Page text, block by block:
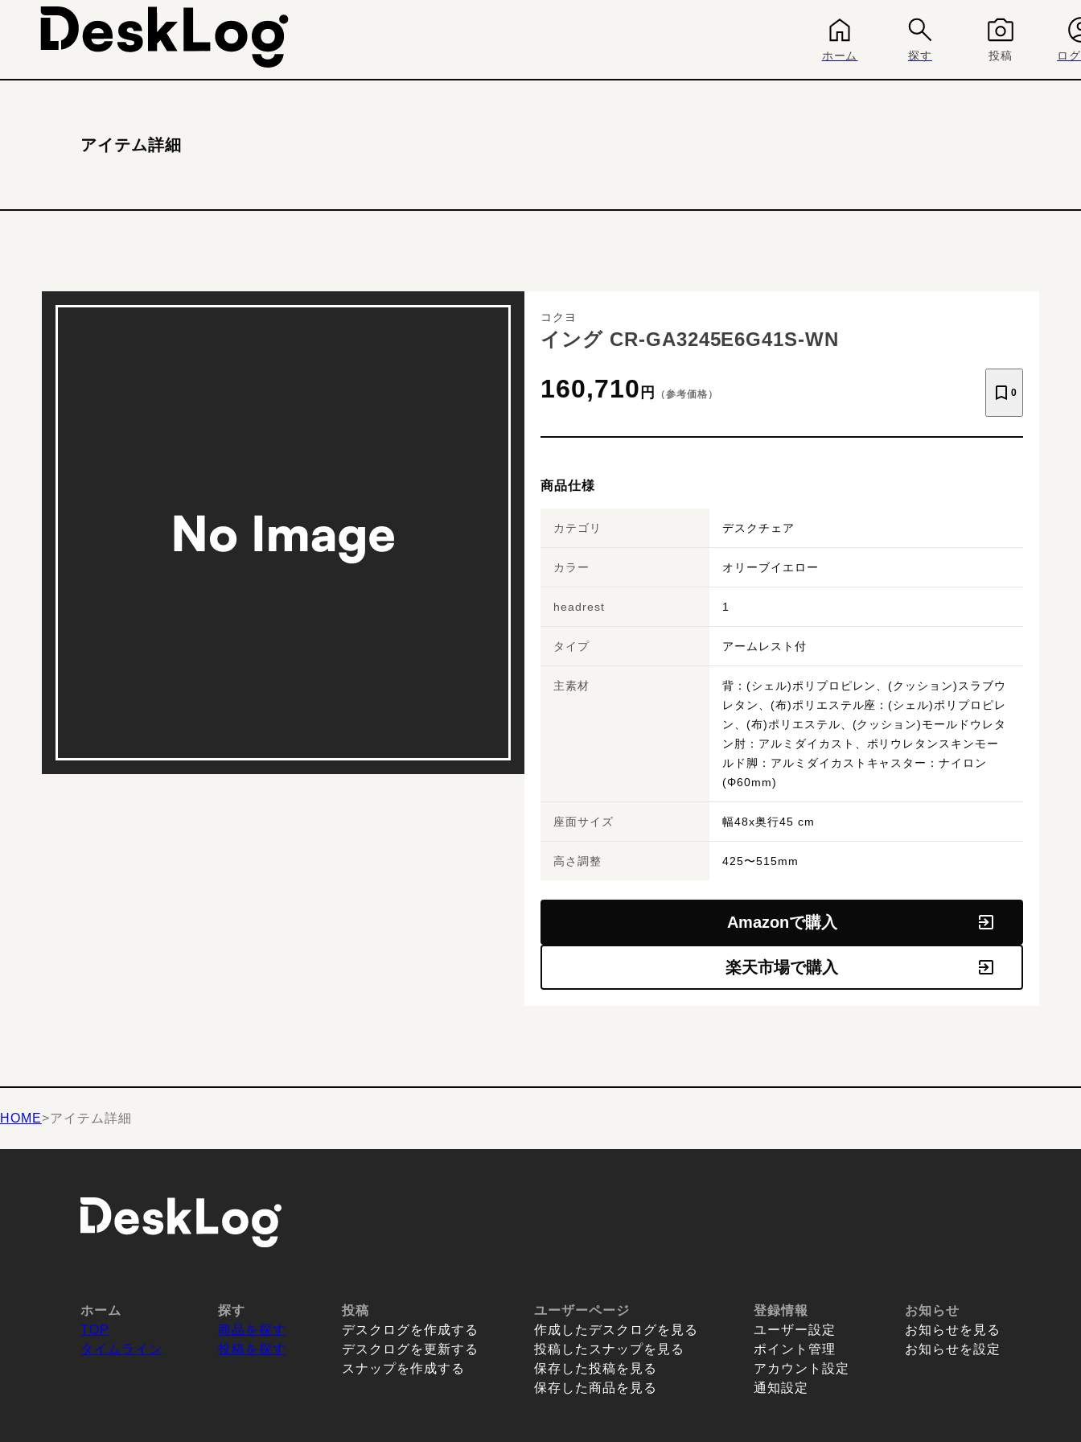
ホーム 探す 投稿 ロ
アイテム詳細
コクヨ
イング CR-GA3245E6G41S-WN
160,710 円 （参考価格） 0
商品仕様
カテゴリ デスクチェア
カラー オリーブイエロー
headrest 1
タイプ アームレスト付
主素材
背：(シェル)ポリプロピレン、(クッション)スラブウ
レタン、(布)ポリエステル座：(シェル)ポリプロピレ
ン、(布)ポリエステル、(クッション)モールドウレタ
ン肘：アルミダイカスト、ポリウレタンスキンモー
ルド脚：アルミダイカストキャスター：ナイロン
(Φ60mm)
座面サイズ 幅48x奥行45 cm
高さ調整 425〜515mm
Amazonで購入
楽天市場で購入
HOME>アイテム詳細
ホーム
TOP
タイムライン
探す
商品を探す
投稿を探す
投稿
デスクログを作成する
デスクログを更新する
スナップを作成する
ユーザーページ
作成したデスクログを見る
投稿したスナップを見る
保存した投稿を見る
保存した商品を見る
登録情報
ユーザー設定
ポイント管理
アカウント設定
通知設定
お知らせ
お知らせを見る
お知らせを設定